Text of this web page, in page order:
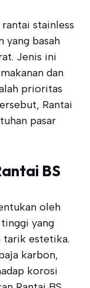
stainless
yang basah
Jenis ini
dan
prioritas
Rantai
pasar
BS
oleh
yang
tarik estetika.
karbon,
korosi